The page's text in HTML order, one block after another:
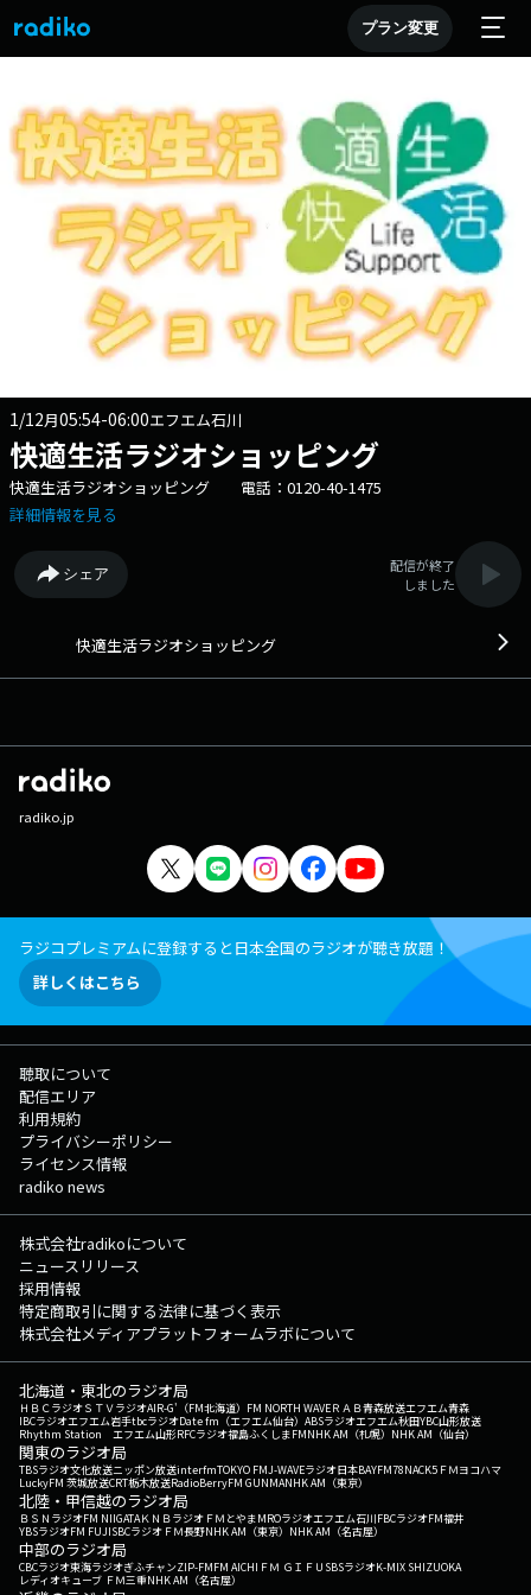
プラン変更
1/12月05:54-06:00エフエム石川
快適生活ラジオショッピング
快適生活ラジオショッピング 電話：0120-40-1475
詳細情報を見る
シェア
配信が終了
しました
快適生活ラジオショッピング
radiko.jp
ラジコプレミアムに登録すると日本全国のラジオが聴き放題！
詳しくはこちら
聴取について
配信エリア
利用規約
プライバシーポリシー
ライセンス情報
radiko news
株式会社radikoについて
ニュースリリース
採用情報
特定商取引に関する法律に基づく表示
株式会社メディアプラットフォームラボについて
北海道・東北のラジオ局
ＨＢＣラジオＳＴＶラジオAIR-G'（FM北海道） FM NORTH WAVEＲＡＢ青森放送エフエム青森
IBCラジオエフエム岩手tbcラジオDate fm（エフエム仙台） ABSラジオエフエム秋田YBC山形放送
Rhythm Station エフエム山形RFCラジオ福島ふくしまFMNHK AM（札幌） NHK AM（仙台）
関東のラジオ局
TBSラジオ文化放送ニッポン放送interfmTOKYO FMJ-WAVEラジオ日本BAYFM78NACK5 ＦＭヨコハマ
LuckyFM 茨城放送CRT栃木放送RadioBerryFM GUNMANHK AM（東京）
北陸・甲信越のラジオ局
ＢＳＮラジオFM NIIGATAＫＮＢラジオ ＦＭとやまMROラジオエフエム石川FBCラジオFM福井
YBSラジオFM FUJISBCラジオ ＦＭ長野NHK AM（東京） NHK AM（名古屋）
中部のラジオ局
CBCラジオ東海ラジオぎふチャンZIP-FMFM AICHI ＦＭ ＧＩＦＵ SBSラジオK-MIX SHIZUOKA
レディオキューブ ＦＭ三重NHK AM（名古屋）